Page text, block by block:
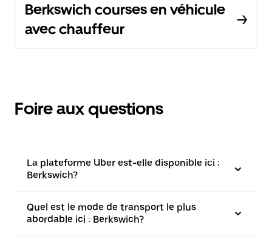
Berkswich courses en véhicule
avec chauffeur
Foire aux questions
La plateforme Uber est-elle disponible ici :
Berkswich?
Quel est le mode de transport le plus
abordable ici : Berkswich?